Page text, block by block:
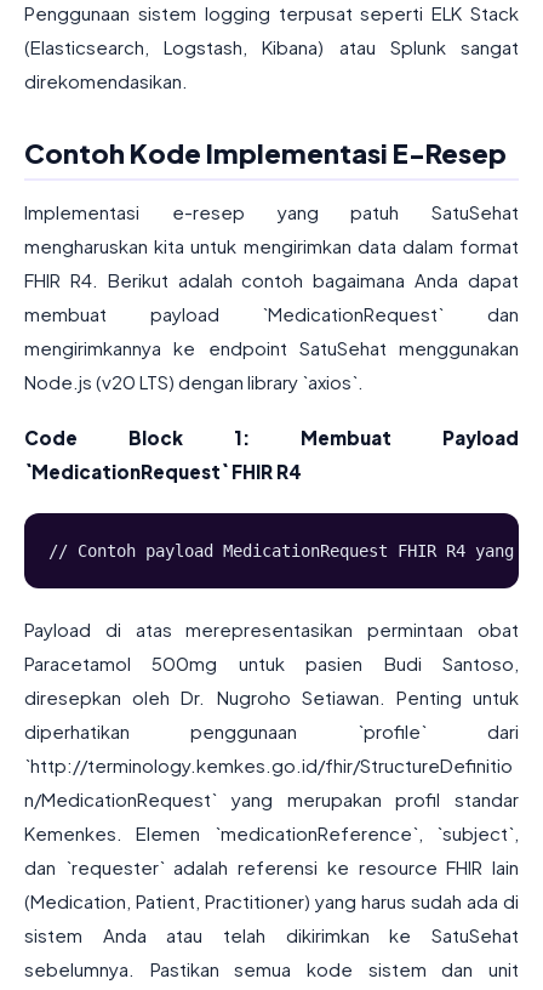
Penggunaan sistem logging terpusat seperti ELK Stack
(Elasticsearch, Logstash, Kibana) atau Splunk sangat
direkomendasikan.
Contoh Kode Implementasi E-Resep
Implementasi e-resep yang patuh SatuSehat
mengharuskan kita untuk mengirimkan data dalam format
FHIR R4. Berikut adalah contoh bagaimana Anda dapat
membuat payload `MedicationRequest` dan
mengirimkannya ke endpoint SatuSehat menggunakan
Node.js (v20 LTS) dengan library `axios`.
Code Block 1: Membuat Payload
`MedicationRequest` FHIR R4
// Contoh payload MedicationRequest FHIR
Payload di atas merepresentasikan permintaan obat
Paracetamol 500mg untuk pasien Budi Santoso,
diresepkan oleh Dr. Nugroho Setiawan. Penting untuk
diperhatikan penggunaan `profile` dari
`http://terminology.kemkes.go.id/fhir/StructureDefinitio
n/MedicationRequest` yang merupakan profil standar
Kemenkes. Elemen `medicationReference`, `subject`,
dan `requester` adalah referensi ke resource FHIR lain
(Medication, Patient, Practitioner) yang harus sudah ada di
sistem Anda atau telah dikirimkan ke SatuSehat
sebelumnya. Pastikan semua kode sistem dan unit